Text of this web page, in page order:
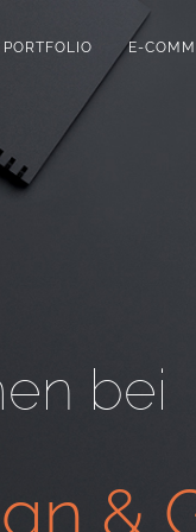
PORTFOLIO E-
bei
&